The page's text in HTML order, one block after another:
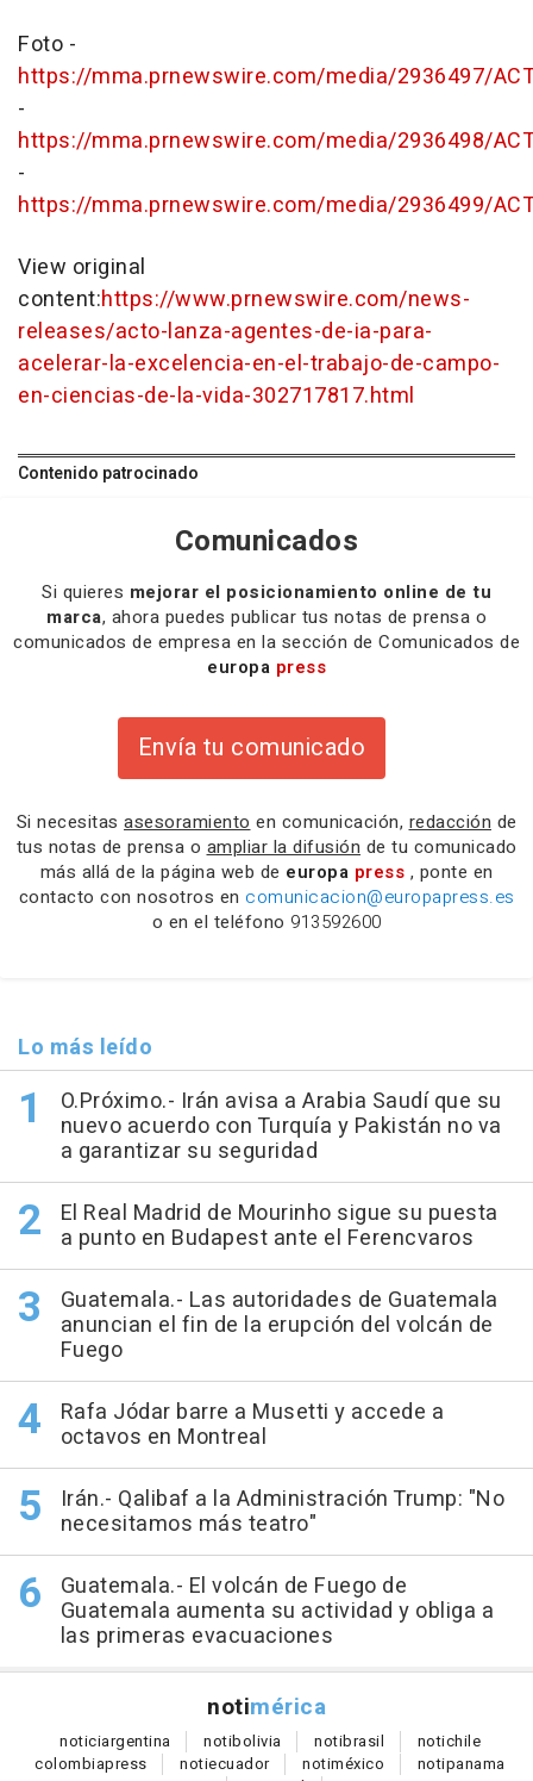
Foto -
https://mma.prnewswire.com/media/2936497/
-
https://mma.prnewswire.com/media/2936498/
-
https://mma.prnewswire.com/media/2936499/
View original
content:https://www.prnewswire.com/news-
releases/acto-lanza-agentes-de-ia-para-
acelerar-la-excelencia-en-el-trabajo-de-campo-
en-ciencias-de-la-vida-302717817.html
Contenido patrocinado
Comunicados
Si quieres mejorar el posicionamiento online de tu
marca, ahora puedes publicar tus notas de prensa o
comunicados de empresa en la sección de Comunicados de
europa press
Envía tu comunicado
Si necesitas asesoramiento en comunicación, redacción de
tus notas de prensa o ampliar la difusión de tu comunicado
más allá de la página web de europa press , ponte en
contacto con nosotros en comunicacion@europapress.es
o en el teléfono 913592600
Lo más leído
O.Próximo.- Irán avisa a Arabia Saudí que su
nuevo acuerdo con Turquía y Pakistán no va
a garantizar su seguridad
El Real Madrid de Mourinho sigue su puesta
a punto en Budapest ante el Ferencvaros
Guatemala.- Las autoridades de Guatemala
anuncian el fin de la erupción del volcán de
Fuego
Rafa Jódar barre a Musetti y accede a
octavos en Montreal
Irán.- Qalibaf a la Administración Trump: "No
necesitamos más teatro"
Guatemala.- El volcán de Fuego de
Guatemala aumenta su actividad y obliga a
las primeras evacuaciones
notimérica
noticiargentina notibolivia notibrasil notichile
colombiapress notiecuador notiméxico notipanama